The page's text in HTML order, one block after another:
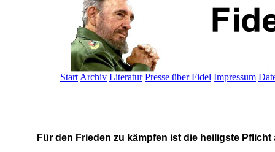
Start Archiv Literatur Presse über Fidel Impressum
Für den Frieden zu kämpfen ist die heiligste Pflicht